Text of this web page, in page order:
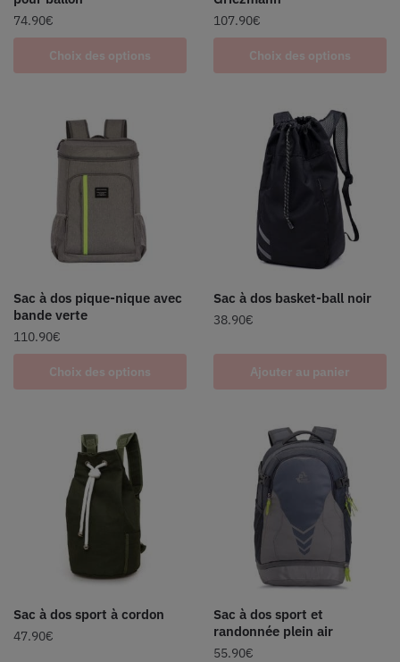
74.90€
Choix des options
107.90€
Choix des options
Sac à dos pique-nique avec
bande verte
110.90€
Choix des options
Sac à dos basket-ball noir
38.90€
Ajouter au panier
Sac à dos sport à cordon
47.90€
Sac à dos sport et
randonnée plein air
55.90€